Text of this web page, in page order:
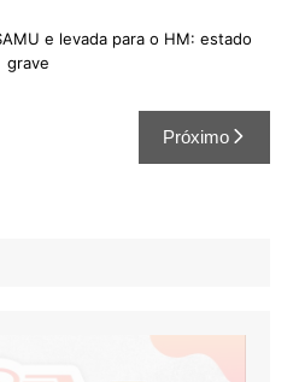
e levada para o HM: estado
grave
Próximo